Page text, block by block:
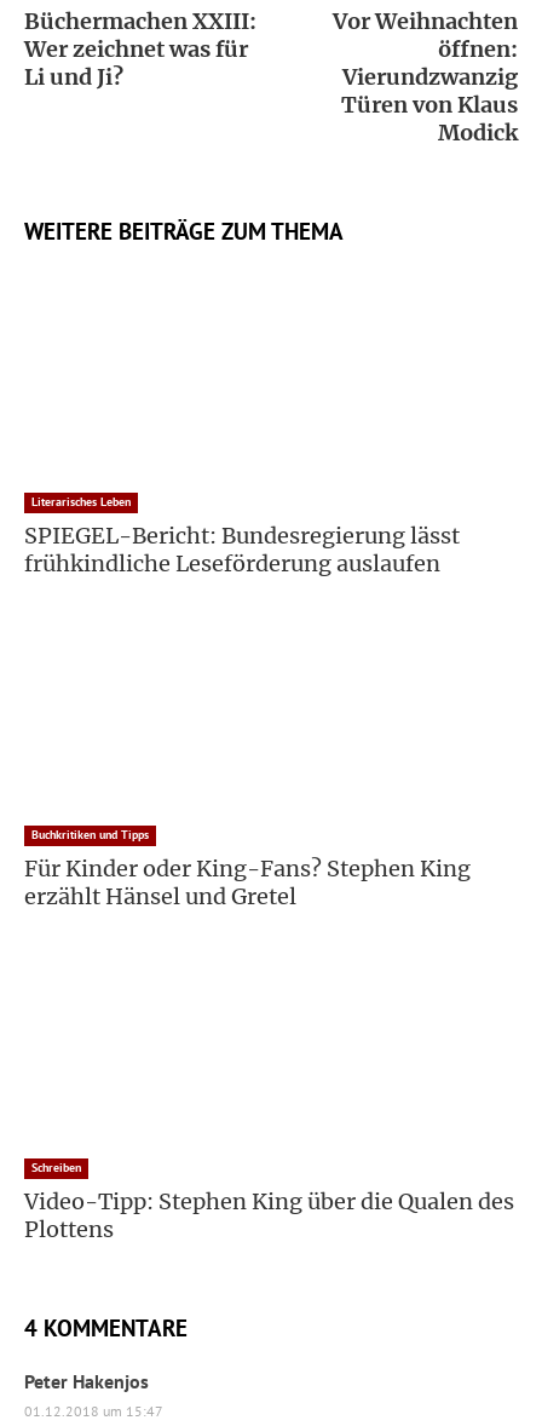
Büchermachen XXIII:
Wer zeichnet was für
Li und Ji?
Vor Weihnachten
öffnen:
Vierundzwanzig
Türen von Klaus
Modick
WEITERE BEITRÄGE ZUM THEMA
Literarisches Leben
SPIEGEL-Bericht: Bundesregierung lässt
frühkindliche Leseförderung auslaufen
Buchkritiken und Tipps
Für Kinder oder King-Fans? Stephen King
erzählt Hänsel und Gretel
Schreiben
Video-Tipp: Stephen King über die Qualen des
Plottens
4 KOMMENTARE
Peter Hakenjos
01.12.2018 um 15:47